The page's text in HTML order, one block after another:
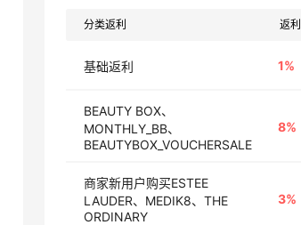
分类返利 返利
基础返利 1%
BEAUTY BOX、
MONTHLY_BB、
BEAUTYBOX_VOUCHERSALE
8%
商家新用户购买ESTEE
LAUDER、MEDIK8、THE
ORDINARY
3%